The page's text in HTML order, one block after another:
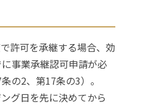
許可を承継する場合、効
事業承継認可申請が必
の2、第17条の3）。
グ日を先に決めてから